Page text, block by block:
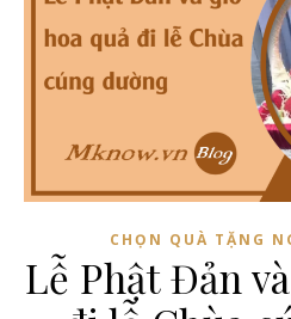
CHỌN QUÀ TẶNG
Lễ Phật Đản